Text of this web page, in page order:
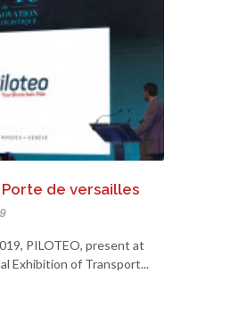
Porte de versailles
PILOTEO, present at
Exhibition of Transport...